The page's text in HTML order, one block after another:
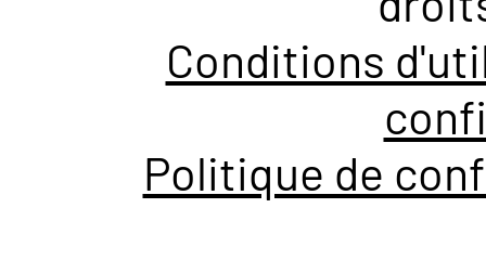
Conditions
Politique de